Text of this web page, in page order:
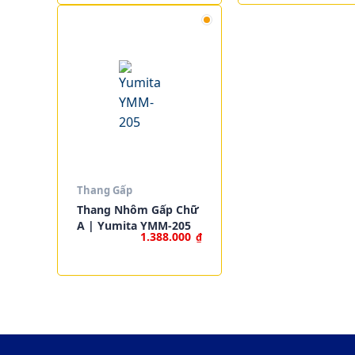
Thang Gấp
Thang Nhôm Gấp Chữ
A | Yumita YMM-205
1.388.000 ₫